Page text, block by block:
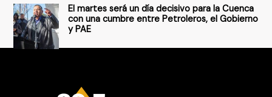
El martes será un día decisivo para la Cuenca
con una cumbre entre Petroleros, el Gobierno
y PAE